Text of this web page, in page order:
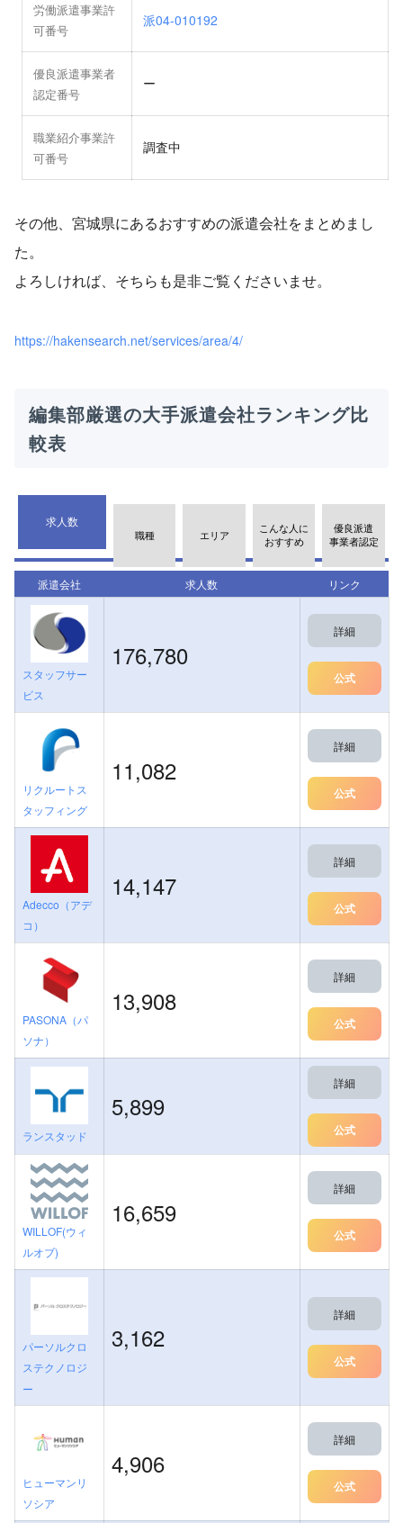
労働派遣事業許
可番号
派04-010192
優良派遣事業者
認定番号
ー
職業紹介事業許
可番号
調査中
その他、宮城県にあるおすすめの派遣会社をまとめまし
た。
よろしければ、そちらも是非ご覧くださいませ。
https://hakensearch.net/services/area/4/
編集部厳選の大手派遣会社ランキング比
較表
求人数
職種 エリア
こんな人に
おすすめ
優良派遣
事業者認定
派遣会社 求人数 リンク
スタッフサー
ビス
176,780
詳細
公式
リクルートス
タッフィング
11,082
詳細
公式
Adecco（アデ
コ）
14,147
詳細
公式
PASONA（パ
ソナ）
13,908
詳細
公式
ランスタッド
5,899
詳細
公式
WILLOF(ウィ
ルオブ)
16,659
詳細
公式
パーソルクロ
ステクノロジ
ー
3,162
詳細
公式
ヒューマンリ
ソシア
4,906
詳細
公式